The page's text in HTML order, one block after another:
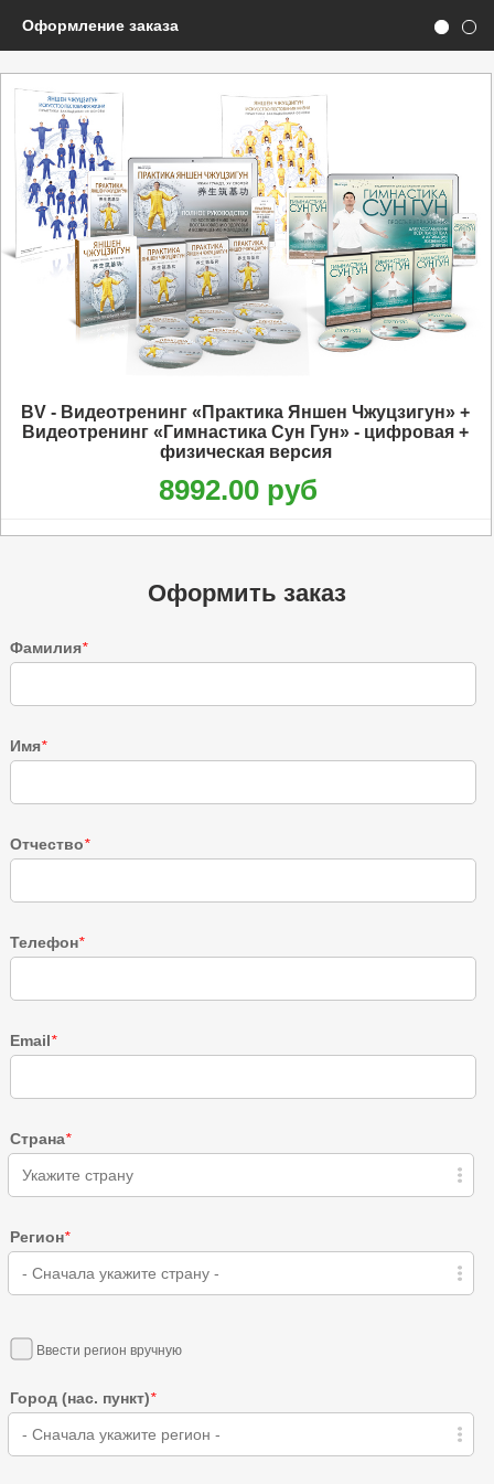
Оформление заказа
Оформить заказ
Фамилия*
Имя*
Отчество*
Телефон*
Email*
Страна*
Укажите страну
Регион*
- Сначала укажите страну -
Ввести регион вручную
Город (нас. пункт)*
- Сначала укажите регион -
BV - Видеотренинг «Практика Яншен Чжуцзигун» +
Видеотренинг «Гимнастика Сун Гун» - цифровая +
физическая версия
8992.00 руб